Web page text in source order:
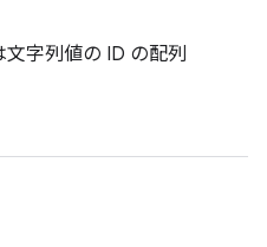
字列値の ID の配列